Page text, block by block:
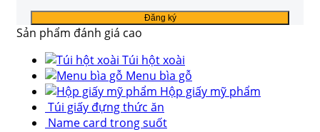
Sản phẩm đánh giá cao
Túi hột xoài
Menu bìa gỗ
Hộp giấy mỹ phẩm
Túi giấy đựng thức ăn
Name card trong suốt